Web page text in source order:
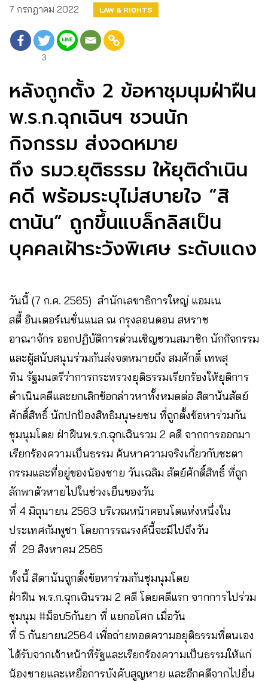
7 กรกฎาคม 2022 LAW & RIGHTS
3
หลังถูกตั้ง 2 ข้อหาชุมนุมฝ่าฝืน
พ.ร.ก.ฉุกเฉินฯ ชวนนัก
กิจกรรม ส่งจดหมาย
ถึง รมว.ยุติธรรม ให้ยุติดำเนิน
คดี พร้อมระบุไม่สบายใจ “สิ
ตานัน” ถูกขึ้นแบล็กลิสเป็น
บุคคลเฝ้าระวังพิเศษ ระดับแดง
วันนี้ (7 ก.ค. 2565) สำนักเลขาธิการใหญ่ แอมเน
สตี้ อินเตอร์เนชั่นแนล ณ กรุงลอนดอน สหราช
อาณาจักร ออกปฏิบัติการด่วนเชิญชวนสมาชิก นักกิจกรรม
และผู้สนับสนุนร่วมกันส่งจดหมายถึง สมศักดิ์ เทพสุ
ทิน รัฐมนตรีว่าการกระทรวงยุติธรรมเรียกร้องให้ยุติการ
ดำเนินคดีและยกเลิกข้อกล่าวหาทั้งหมดต่อ สิตานันสัตย์
ศักดิ์สิทธิ์ นักปกป้องสิทธิมนุษยชน ที่ถูกตั้งข้อหาร่วมกัน
ชุมนุมโดย ฝ่าฝืนพ.ร.ก.ฉุกเฉินรวม 2 คดี จากการออกมา
เรียกร้องความเป็นธรรม ค้นหาความจริงเกี่ยวกับชะตา
กรรมและที่อยู่ของน้องชาย วันเฉลิม สัตย์ศักดิ์สิทธิ์ ที่ถูก
ลักพาตัวหายไปในช่วงเย็นของวัน
ที่ 4 มิถุนายน 2563 บริเวณหน้าคอนโดแห่งหนึ่งใน
ประเทศกัมพูชา โดยการรณรงค์นี้จะมีไปถึงวัน
ที่ 29 สิงหาคม 2565
ทั้งนี้ สิตานันถูกตั้งข้อหาร่วมกันชุมนุมโดย
ฝ่าฝืน พ.ร.ก.ฉุกเฉินรวม 2 คดี โดยคดีแรก จากการไปร่วม
ชุมนุม #ม็อบ5กันยา ที่ แยกอโศก เมื่อวัน
ที่ 5 กันยายน2564 เพื่อถ่ายทอดความอยุติธรรมที่ตนเอง
ได้รับจากเจ้าหน้าที่รัฐและเรียกร้องความเป็นธรรมให้แก่
น้องชายและเหยื่อการบังคับสูญหาย และอีกคดีจากไปยื่น